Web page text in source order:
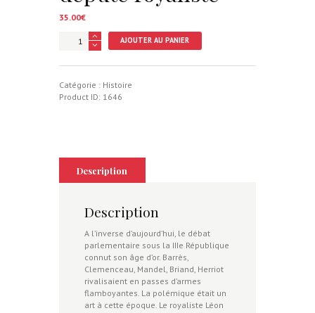
35.00€
quantité
député
royaliste
AJOUTER AU PANIER
Catégorie : Histoire
Product ID: 1646
Description
Description
A l’inverse d’aujourd’hui, le débat
parlementaire sous la IIIe République
connut son âge d’or. Barrès,
Clemenceau, Mandel, Briand, Herriot
rivalisaient en passes d’armes
flamboyantes. La polémique était un
art à cette époque. Le royaliste Léon